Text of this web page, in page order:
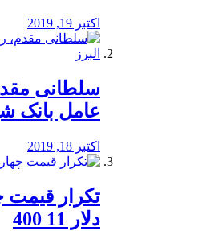
اکتبر 19, 2019
سلطانی
عامل بانک
اکتبر 18, 2019
تکرار
دلار 11 400